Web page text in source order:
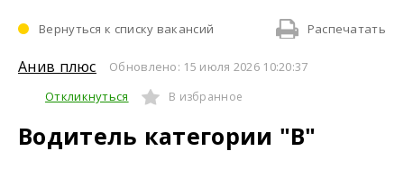
Вернуться к списку вакансий Распечатать
Анив плюс
Обновлено: 15 июля 2026 10:20:37
Откликнуться
В избранное
Водитель категории "В"